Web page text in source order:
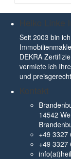
Heiko Linke
Seit 2003 bin
DEKRA
vermiete ich
und
Kontakt
14542
+49 3327
+49 3327